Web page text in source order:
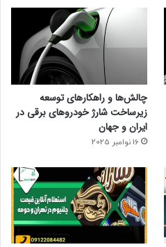
چالش‌ها و راهکارهای توسعه
زیرساخت شارژ خودروهای برقی در
ایران و جهان
16 نوامبر 2025